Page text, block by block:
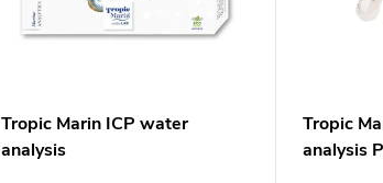
Tropic Marin ICP water
analysis
Tropic
analysis